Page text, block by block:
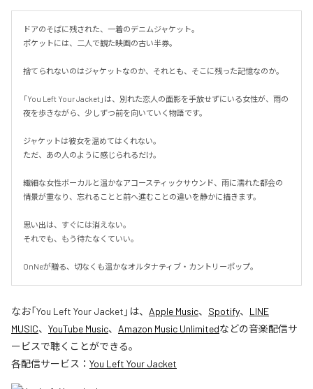
ドアのそばに残された、一着のデニムジャケット。
ポケットには、二人で観た映画の古い半券。
捨てられないのはジャケットなのか、それとも、そこに残った記憶なのか。
「You Left Your Jacket」は、別れた恋人の面影を手放せずにいる女性が、雨の
夜を歩きながら、少しずつ前を向いていく物語です。
ジャケットは彼女を温めてはくれない。
ただ、あの人のように感じられるだけ。
繊細な女性ボーカルと温かなアコースティックサウンド、雨に濡れた都会の
情景が重なり、忘れることと前へ進むことの違いを静かに描きます。
思い出は、すぐには消えない。
それでも、もう待たなくていい。
OnNeが贈る、切なくも温かなオルタナティブ・カントリーポップ。
なお「You Left Your Jacket 」は、 Apple Music、 Spotify、 LINE
MUSIC、 YouTube Music、 Amazon Music Unlimitedなどの音楽配信サ
ービスで聴くことができる。
各配信サービス： You Left Your Jacket